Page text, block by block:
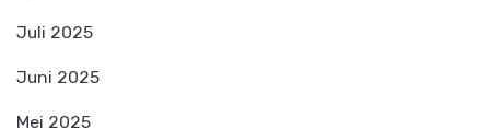
Juli 2025
Juni 2025
Mei 2025